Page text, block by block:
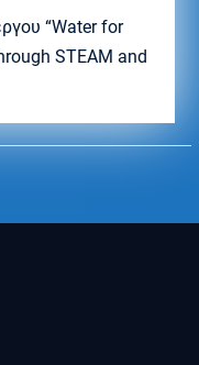
“Water for
STEAM and